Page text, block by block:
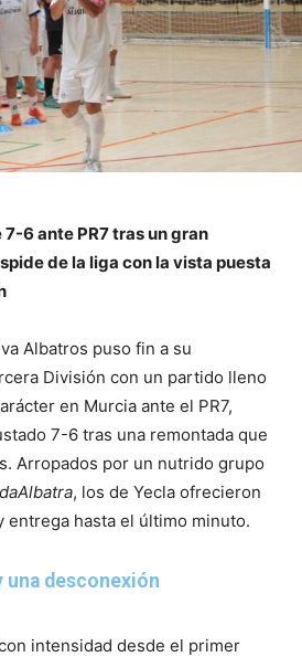
6 ante PR7 tras un gran
de la liga con la vista puesta
Albatros puso fin a su
División con un partido lleno
en Murcia ante el PR7,
7-6 tras una remontada que
Arropados por un nutrido grupo
, los de Yecla ofrecieron
entrega hasta el último minuto.
una desconexión
intensidad desde el primer